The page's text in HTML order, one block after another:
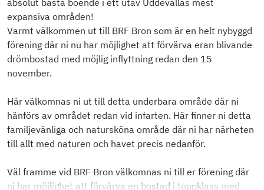
absolut bästa boende i ett utav Uddevallas mest
expansiva områden!
Varmt välkommen ut till BRF Bron som är en helt nybyggd
förening där ni nu har möjlighet att förvärva eran blivande
drömbostad med möjlig inflyttning redan den 15
november.
Här välkomnas ni ut till detta underbara område där ni
hänförs av området redan vid infarten. Här finner ni detta
familjevänliga och natursköna område där ni har närheten
till allt med naturen och havet precis nedanför.
Väl framme vid BRF Bron välkomnas ni till er förening där
ni har möjlighet att förvärva en bostad i toppklass med